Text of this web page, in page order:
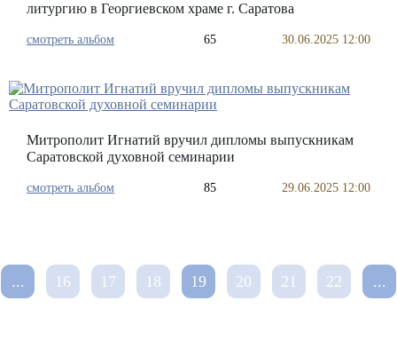
литургию в Георгиевском храме г. Саратова
смотреть альбом 65 30.06.2025 12:00
Митрополит Игнатий вручил дипломы выпускникам
Саратовской духовной семинарии
смотреть альбом 85 29.06.2025 12:00
... 16 17 18 19 20 21 22 ...